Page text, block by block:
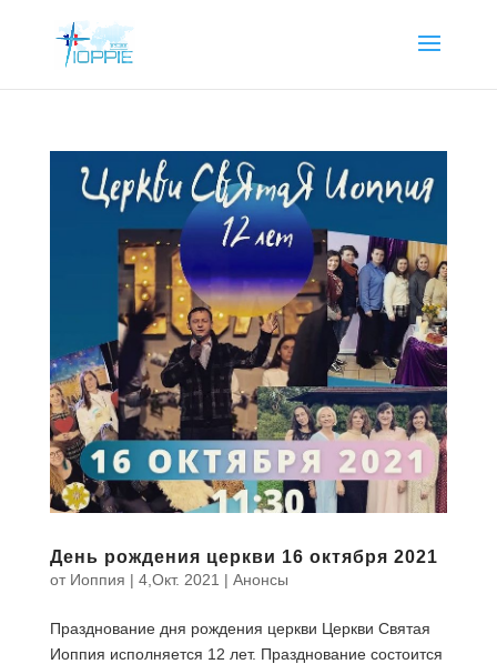
День рождения церкви 16 октября 2021
от Иоппия | 4,Окт. 2021 | Анонсы
Празднование дня рождения церкви Церкви Святая
Иоппия исполняется 12 лет. Празднование состоится